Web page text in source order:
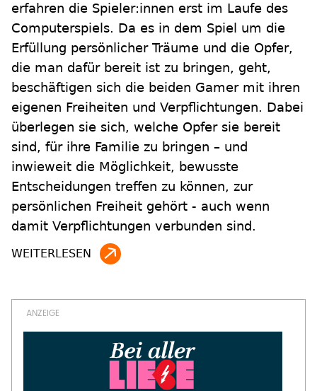
erfahren die Spieler:innen erst im Laufe des
Computerspiels. Da es in dem Spiel um die
Erfüllung persönlicher Träume und die Opfer,
die man dafür bereit ist zu bringen, geht,
beschäftigen sich die beiden Gamer mit ihren
eigenen Freiheiten und Verpflichtungen. Dabei
überlegen sie sich, welche Opfer sie bereit
sind, für ihre Familie zu bringen – und
inwieweit die Möglichkeit, bewusste
Entscheidungen treffen zu können, zur
persönlichen Freiheit gehört - auch wenn
damit Verpflichtungen verbunden sind.